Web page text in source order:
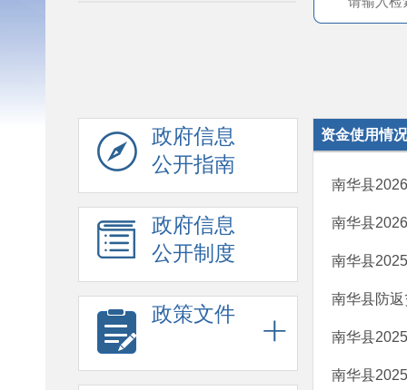
政府信息
公开指南
政府信息
公开制度
政策文件
资金使用情况
南华县
南华县
南华县
南华县防
南华县
南华县